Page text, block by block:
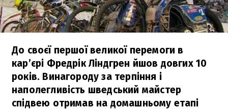
До своєї першої великої перемоги в
кар’єрі Фредрік Ліндгрен йшов довгих 10
років. Винагороду за терпіння і
наполегливість шведський майстер
спідвею отримав на домашньому етапі